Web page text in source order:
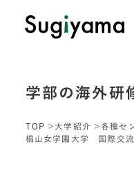
学部の海外研
TOP 大学紹介
各種セ
椙山女学園大学 国際交